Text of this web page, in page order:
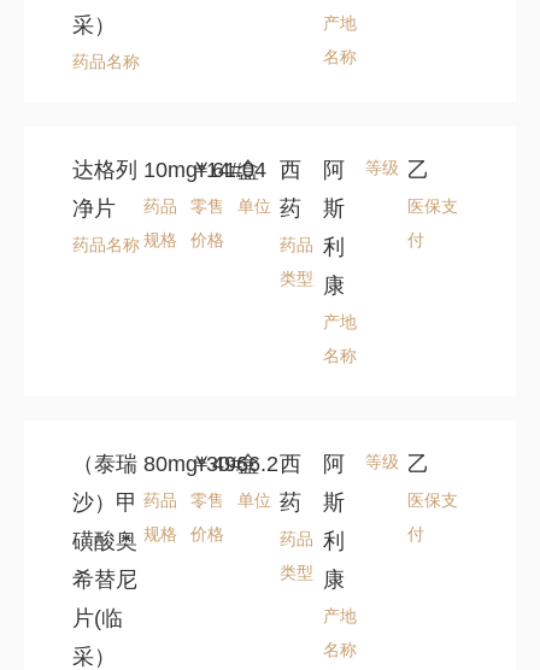
采）
药品名称
产地
名称
达格列
净片
药品名称
10mg*14#
药品
规格
￥61.04
零售
价格
盒
单位
西
药
药品
类型
阿
斯
利
康
产地
名称
等级 乙
医保支
付
（泰瑞
沙）甲
磺酸奥
希替尼
片(临
采）
80mg*30#
药品
规格
￥4966.2
零售
价格
盒
单位
西
药
药品
类型
阿
斯
利
康
产地
名称
等级 乙
医保支
付